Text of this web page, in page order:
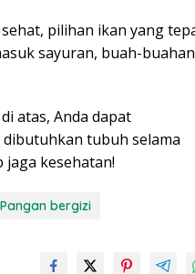
pilihan ikan yang
sayuran, buah-
atas, Anda dapat
tubuh selama
kesehatan!
Pangan bergizi